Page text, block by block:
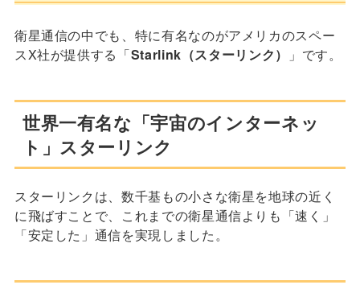
衛星通信の中でも、特に有名なのがアメリカのスペー
スX社が提供する「Starlink（スターリンク） 」です。
世界一有名な「宇宙のインターネッ
ト」スターリンク
スターリンクは、数千基もの小さな衛星を地球の近く
に飛ばすことで、これまでの衛星通信よりも「速く」
「安定した」通信を実現しました。